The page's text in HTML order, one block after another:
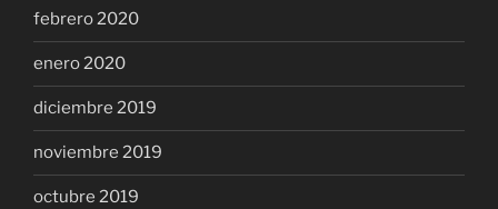
febrero 2020
enero 2020
diciembre 2019
noviembre 2019
octubre 2019